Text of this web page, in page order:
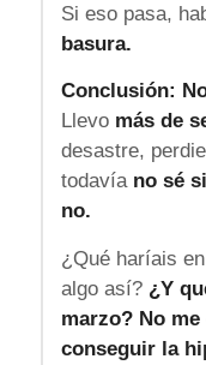
Si eso pasa,
basura.
Conclusión:
Llevo más de
desastre,
todavía no sé
no.
¿Qué haríais
algo así? ¿Y
marzo? No
conseguir la